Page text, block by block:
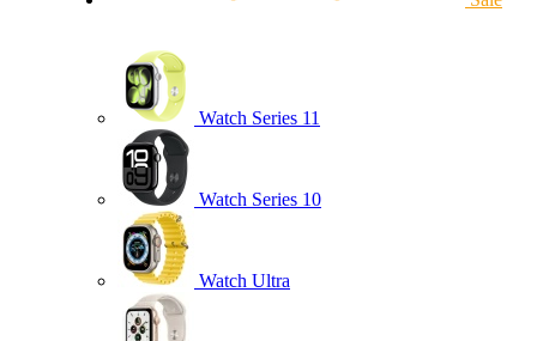
Watch Series 11
Watch Series 10
Watch Ultra